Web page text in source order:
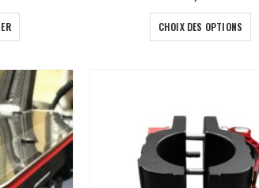
CHOIX DES OPTIONS